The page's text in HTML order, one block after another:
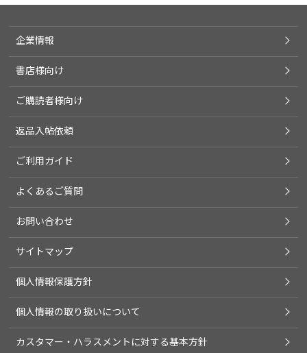
企業情報
書店様向け
ご購読者様向け
返品入帖依頼
ご利用ガイド
よくあるご質問
お問い合わせ
サイトマップ
個人情報保護方針
個人情報の取り扱いについて
カスタマー・ハラスメントに対する基本方針